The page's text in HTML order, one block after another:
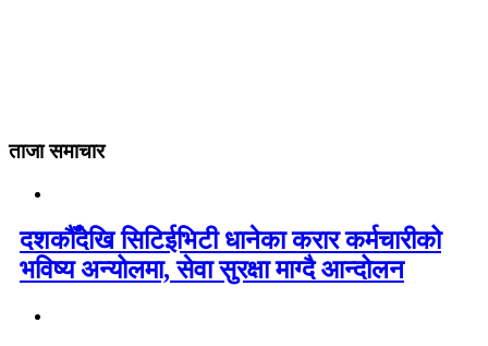
ताजा समाचार
दशकौँदेखि सिटिईभिटी धानेका करार कर्मचारीको
भविष्य अन्योलमा, सेवा सुरक्षा माग्दै आन्दोलन